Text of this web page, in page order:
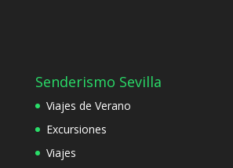
Senderismo Sevilla
Viajes de Verano
Excursiones
Viajes